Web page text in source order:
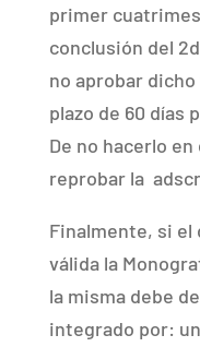
primer
conclusión del
no aprobar
plazo de 60 días
De no hacerlo
reprobar la
Finalmente, si
válida la
la misma debe
integrado por: